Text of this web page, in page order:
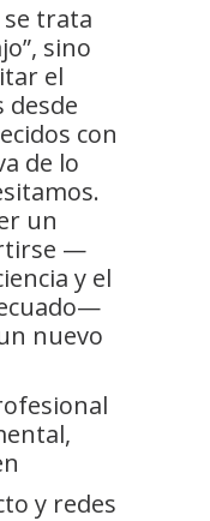
trata
sino
el
con
de lo
un
—
y el
nuevo
y redes